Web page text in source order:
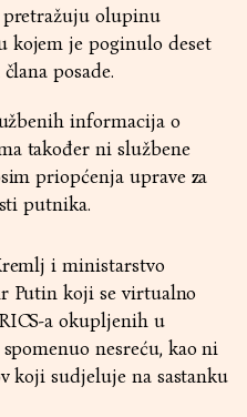
olupinu
kojem je poginulo deset
posade.
informacija o
također ni službene
priopćenja uprave za
putnika.
i ministarstvo
Putin koji se virtualno
a okupljenih u
nesreću, kao ni
koji sudjeluje na sastanku